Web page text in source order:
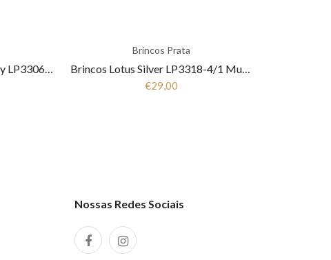
Pulseira Lotus Silver Trendy LP3306-2/1 Mulher Prata
Brincos Prata
Brincos Lotus Silver LP3318-4/1 Mulher Prata
€29,00
Nossas Redes Sociais